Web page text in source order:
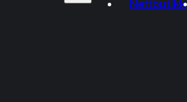
Nettbutikk